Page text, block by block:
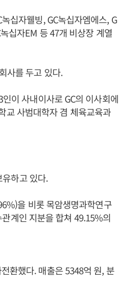
십자웰빙, GC녹십자엠에스, G
십자EM 등 47개 비상장 계열
사를 두고 있다.
이 사내이사로 GC의 이사회에
교 사범대학자 겸 체육교육과
하고 있다.
을 비롯 목암생명과학연구
계인 지분을 합쳐 49.15%의
환했다. 매출은 5348억 원, 분